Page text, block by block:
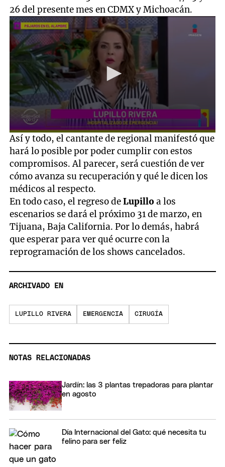
26 del presente mes en CDMX y Michoacán.
0
seconds
of
3
minutes,
32
seconds
Así y todo, el cantante de regional manifestó que
hará lo posible por poder cumplir con estos
compromisos. Al parecer, será cuestión de ver
cómo avanza su recuperación y qué le dicen los
médicos al respecto.
En todo caso, el regreso deLupilloa los
escenarios se dará el próximo 31 de marzo, en
Tijuana, Baja California. Por lo demás, habrá
que esperar para ver qué ocurre con la
reprogramación de los shows cancelados.
ARCHIVADO EN
LUPILLO RIVERA EMERGENCIA CIRUGÍA
NOTAS RELACIONADAS
Jardín: las 3 plantas trepadoras para plantar
en agosto
Día Internacional del Gato: qué necesita tu
felino para ser feliz